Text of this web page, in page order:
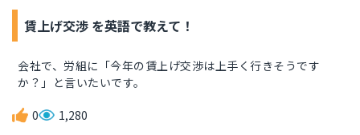
賃上げ交渉 を英語で教えて！
会社で、労組に「今年の賃上げ交渉は上手く行きそうです
か？」と言いたいです。
0 1,280